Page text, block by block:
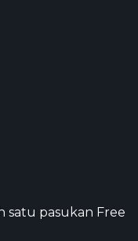
satu pasukan Free